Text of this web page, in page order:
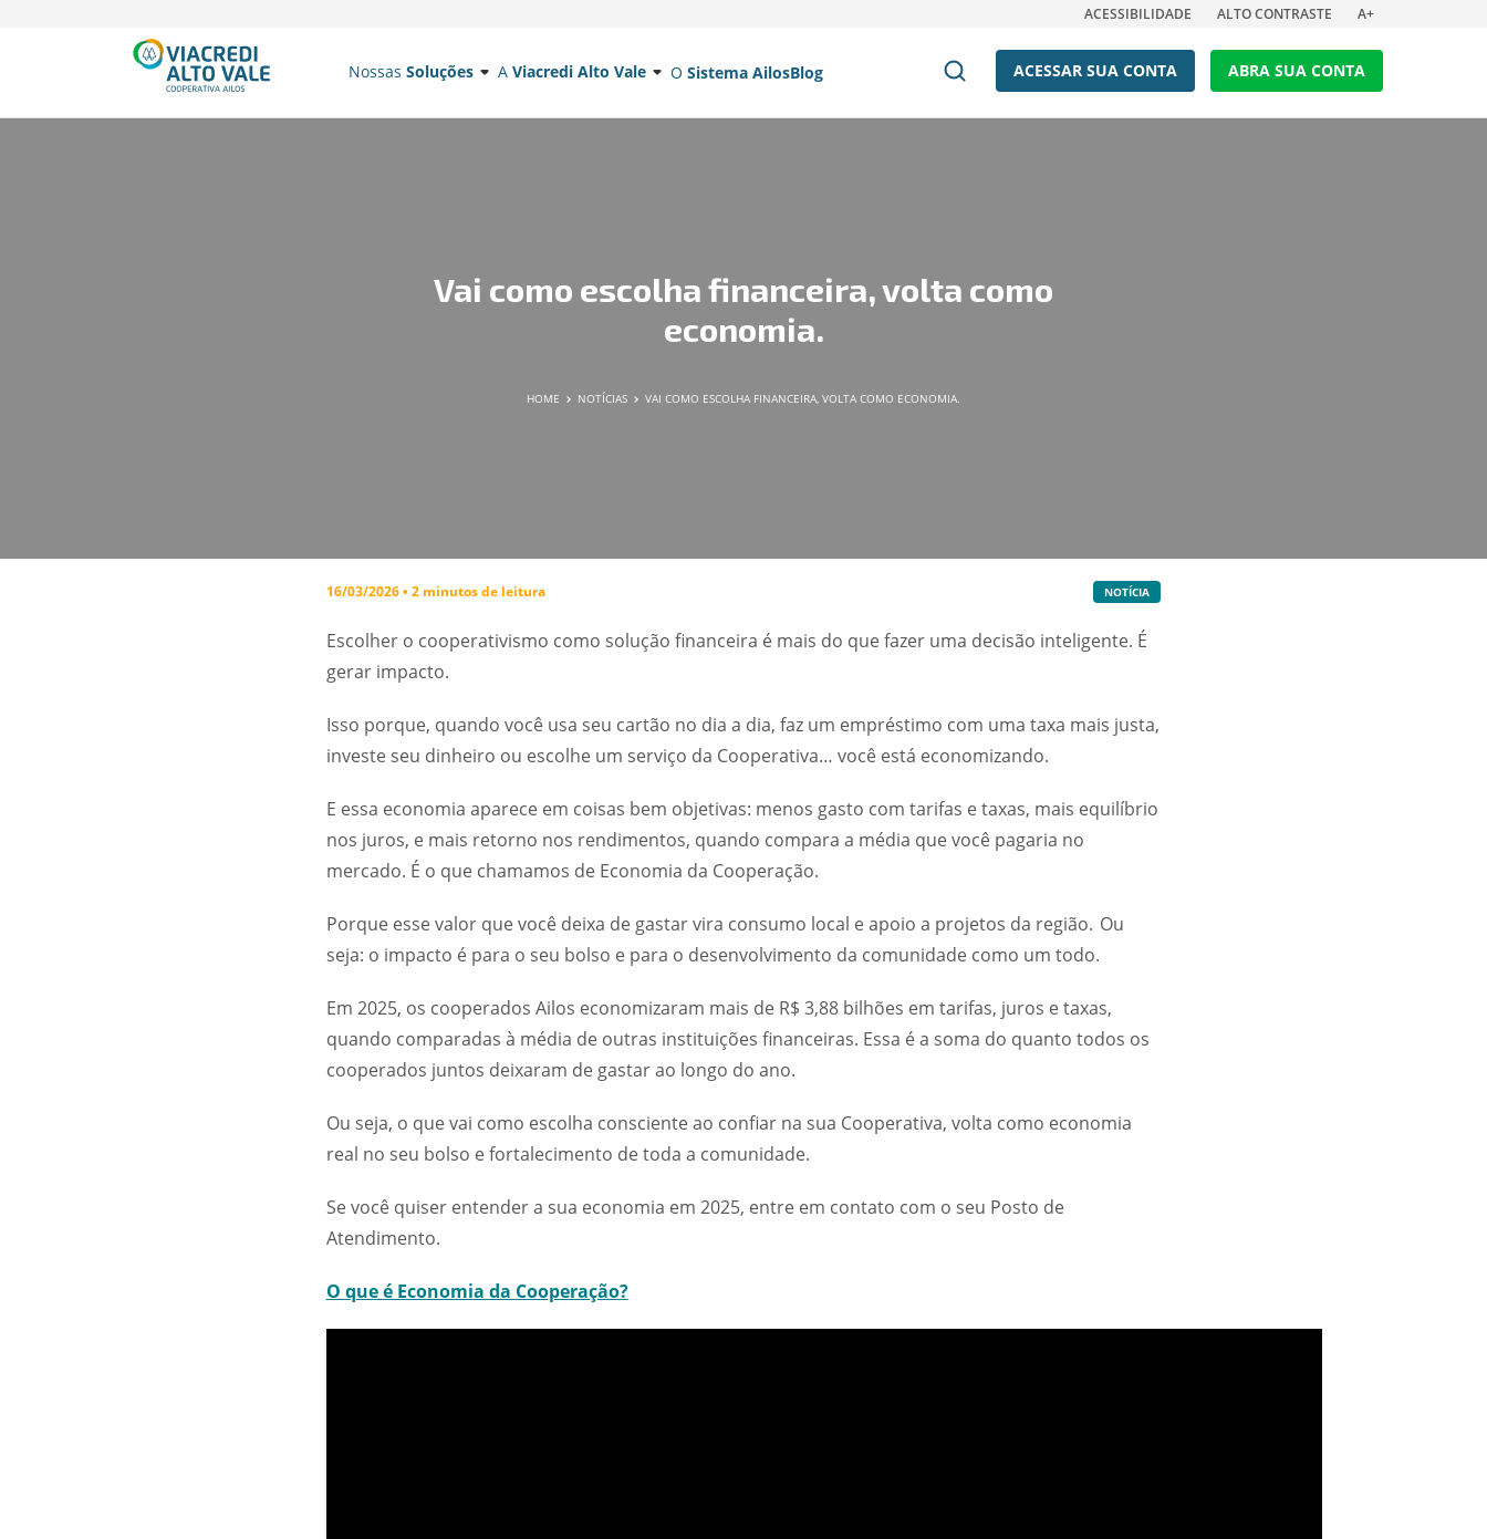
ACESSIBILIDADE ALTO CONTRASTE A+
Nossas Soluções A Viacredi Alto Vale O Sistema AilosBlog ACESSAR SUA CONTA ABRA SUA CONTA
Vai como escolha financeira, volta como
economia.
HOME NOTÍCIAS VAI COMO ESCOLHA FINANCEIRA, VOLTA COMO ECONOMIA.
16/03/2026 • 2 minutos de leitura NOTÍCIA
Escolher o cooperativismo como solução financeira é mais do que fazer uma decisão inteligente. É
gerar impacto.
Isso porque, quando você usa seu cartão no dia a dia, faz um empréstimo com uma taxa mais justa,
investe seu dinheiro ou escolhe um serviço da Cooperativa… você está economizando.
E essa economia aparece em coisas bem objetivas: menos gasto com tarifas e taxas, mais equilíbrio
nos juros, e mais retorno nos rendimentos, quando compara a média que você pagaria no
mercado. É o que chamamos de Economia da Cooperação.
Porque esse valor que você deixa de gastar vira consumo local e apoio a projetos da região. Ou
seja: o impacto é para o seu bolso e para o desenvolvimento da comunidade como um todo.
Em 2025, os cooperados Ailos economizaram mais de R$ 3,88 bilhões em tarifas, juros e taxas,
quando comparadas à média de outras instituições financeiras. Essa é a soma do quanto todos os
cooperados juntos deixaram de gastar ao longo do ano.
Ou seja, o que vai como escolha consciente ao confiar na sua Cooperativa, volta como economia
real no seu bolso e fortalecimento de toda a comunidade.
Se você quiser entender a sua economia em 2025, entre em contato com o seu Posto de
Atendimento.
O que é Economia da Cooperação?